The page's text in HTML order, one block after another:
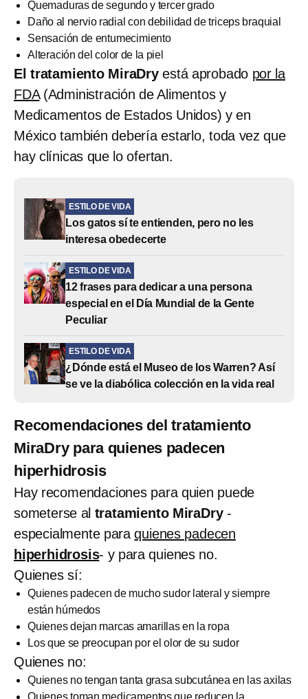
Quemaduras de segundo y tercer grado
Daño al nervio radial con debilidad de triceps braquial
Sensación de entumecimiento
Alteración del color de la piel
El tratamiento MiraDryestá aprobado por la
FDA(Administración de Alimentos y
Medicamentos de Estados Unidos) y en
México también debería estarlo, toda vez que
hay clínicas que lo ofertan.
ESTILO DE VIDA
Los gatos sí te entienden, pero no les
interesa obedecerte
ESTILO DE VIDA
12 frases para dedicar a una persona
especial en el Día Mundial de la Gente
Peculiar
ESTILO DE VIDA
¿Dónde está el Museo de los Warren? Así
se ve la diabólica colección en la vida real
Recomendaciones del tratamiento
MiraDry para quienes padecen
hiperhidrosis
Hay recomendaciones para quien puede
someterse al tratamiento MiraDry-
especialmente paraquienes padecen
hiperhidrosis- y para quienes no.
Quienes sí:
Quienes padecen de mucho sudor lateral y siempre
están húmedos
Quienes dejan marcas amarillas en la ropa
Los que se preocupan por el olor de su sudor
Quienes no:
Quienes no tengan tanta grasa subcutánea en las axilas